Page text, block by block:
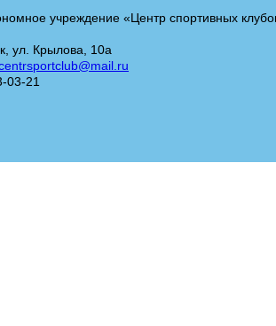
учреждение «Центр спортивных
ул. Крылова, 10а
03-21